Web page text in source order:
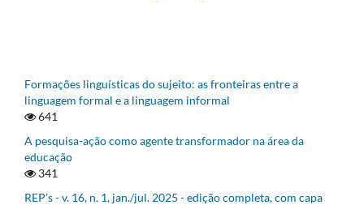
Formações linguísticas do sujeito: as fronteiras entre a
linguagem formal e a linguagem informal
641
A pesquisa-ação como agente transformador na área da
educação
341
REP's - v. 16, n. 1, jan./jul. 2025 - edição completa, com capa